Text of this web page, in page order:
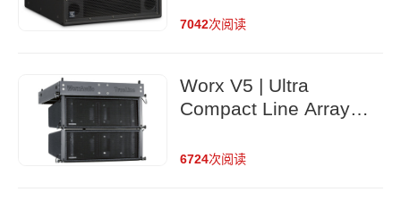
loudspeaker system
7042次阅读
Worx V5 | Ultra
Compact Line Array
6724次阅读